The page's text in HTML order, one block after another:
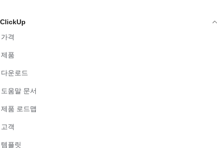
ClickUp
가격
제품
다운로드
도움말 문서
제품 로드맵
고객
템플릿